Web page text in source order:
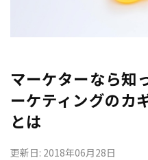
マーケターなら知
ーケティングのカ
とは
更新日: 2018年06月28日